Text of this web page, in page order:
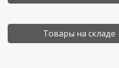
Товары на складе